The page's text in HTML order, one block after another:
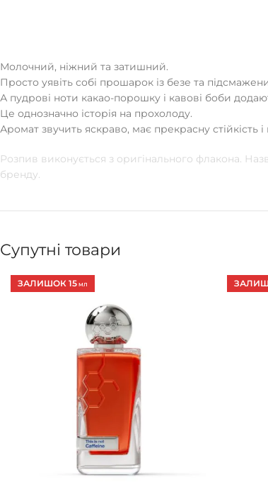
Молочний, ніжний та затишний.
Просто уявіть собі прошарок із безе та
А пудрові ноти какао-порошку і кавові боби
Це однозначно історія на прохолоду.
Аромат звучить яскраво, має прекрасну стійкість
Розпив виконується з оригінального флакона.
бренду.
Супутні товари
ЗАЛИШОК 15 МЛ